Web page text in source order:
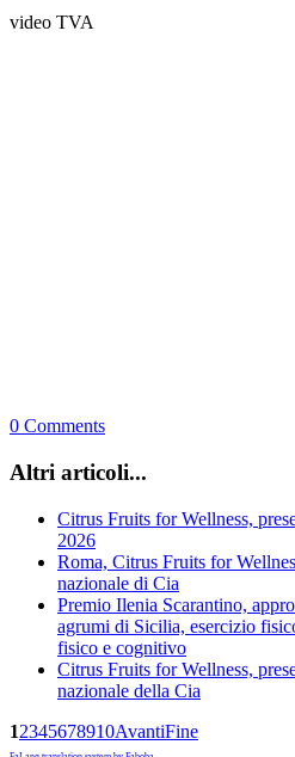
video TVA
0 Comments
Altri articoli...
Citrus Fruits for Wellness,
2026
Roma, Citrus Fruits for
nazionale di Cia
Premio Ilenia Scarantino,
agrumi di Sicilia, esercizio
fisico e cognitivo
Citrus Fruits for Wellness,
nazionale della Cia
12345678910AvantiFine